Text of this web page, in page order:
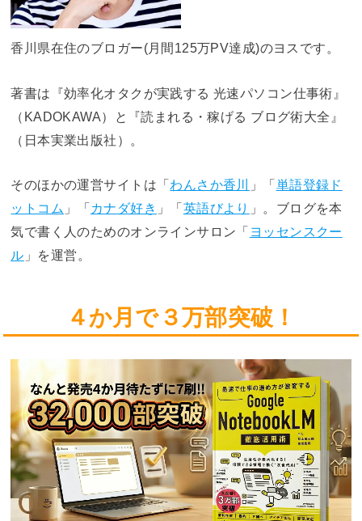
香川県在住のブロガー(月間125万PV達成)のヨスです。
著書は『効率化オタクが実践する 光速パソコン仕事術』
（KADOKAWA）と『読まれる・稼げる ブログ術大全』
（日本実業出版社）。
そのほかの運営サイトは「わんさか香川 」「単語登録ド
ットコム 」「カナダ好き 」「英語びより
」。ブログを本
気で書く人のためのオンラインサロン「 ヨッセンスクー
ル 」を運営。
４か月で３万部突破！